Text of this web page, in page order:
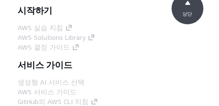
시작하기
AWS 실습 지침
AWS Solutions Library
AWS 결정 가이드
서비스 가이드
생성형 AI 서비스 선택
AWS 서비스 가이드
GitHub의 AWS CLI 지침
상단